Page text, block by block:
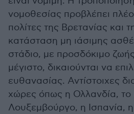
νομοθεσίας προβλέπει
πολίτες της Βρετανίας και
κατάσταση μη ιάσιμης
στάδιο, με προσδόκιμο
μέγιστο, δικαιούνται να
ευθανασίας. Αντίστοιχες
χώρες όπως η Ολλανδία, το
Λουξεμβούργο, η Ισπανία,